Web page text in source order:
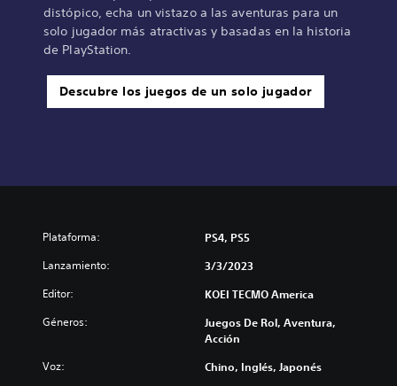
distópico, echa un vistazo a las aventuras para un
solo jugador más atractivas y basadas en la historia
de PlayStation.
Descubre los juegos de un solo jugador
Plataforma: PS4, PS5
Lanzamiento: 3/3/2023
Editor: KOEI TECMO America
Géneros:
Juegos De Rol, Aventura,
Acción
Voz: Chino, Inglés, Japonés